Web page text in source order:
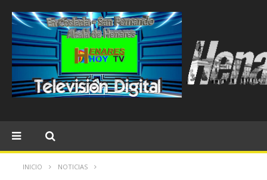
INICIO NOTICIAS